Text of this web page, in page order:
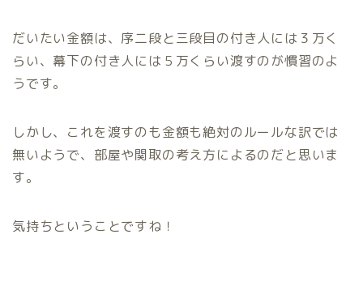
だいたい金額は、序二段と三段目の付き人には３万く
らい、幕下の付き人には５万くらい渡すのが慣習のよ
うです。
しかし、これを渡すのも金額も絶対のルールな訳では
無いようで、部屋や関取の考え方によるのだと思いま
す。
気持ちということですね！